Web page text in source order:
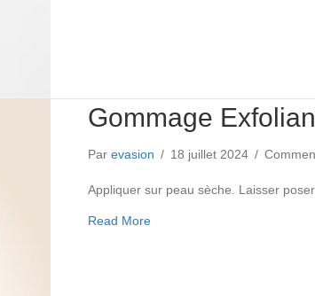
Gommage
Parevasion / 18 juillet 2024 /
Appliquer sur peau sèche. Laisser
Read Moreabout Gommage Exfoliant